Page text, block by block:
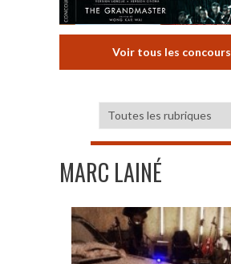
Voir tous les concours
MARC LAINÉ